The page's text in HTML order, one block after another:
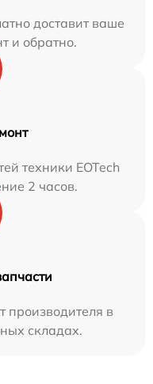
доставит ваше
и обратно.
техники EOTech
2 часов.
производителя в
складах.